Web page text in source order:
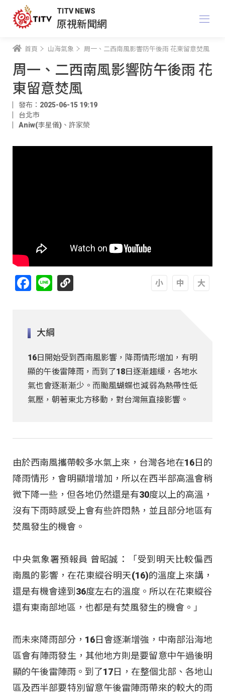
TITV NEWS
原視新聞網
首頁 山海氣象 周一、二西南風影響防午後雨 花東留意焚風
周一、二西南風影響防午後雨 花
東留意焚風
發布：2025-06-15 19:19
台北市
Aniw(李星儀) 、 許家榮
Facebook
Line
大綱
16日開始受到西南風影響，降雨情形增加，有明
顯的午後雷陣雨，而到了18日逐漸趨緩，各地水
氣也會逐漸漸少。而颱風蝴蝶也減弱為熱帶性低
氣壓，朝著東北方移動，對台灣無直接影響。
由於西南風攜帶較多水氣上來，台灣各地在16日的
降雨情形，會明顯增增加，所以在西半部高溫會稍
微下降一些，但各地仍然還是有30度以上的高溫，
沒有下雨時感受上會有些許悶熱，並且部分地區有
焚風發生的機會。
中央氣象署預報員 曾昭誠：「受到明天比較偏西
南風的影響，在花東縱谷明天(16)的溫度上來講，
還是有機會達到36度左右的溫度。所以在花東縱谷
還有東南部地區，也都是有焚風發生的機會。」
而未來降雨部分，16日會逐漸增強，中南部沿海地
區會有陣雨發生，其他地方則是要留意中午過後明
顯的午後雷陣雨。到了17日，在整個北部、各地山
區及西半部要特別留意午後雷陣雨帶來的較大的雨